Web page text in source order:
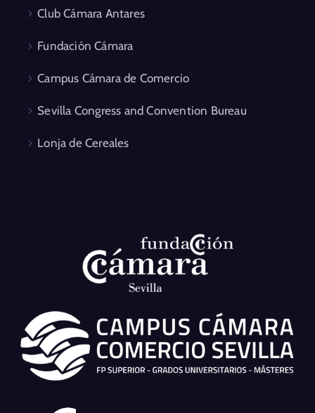
Club Cámara Antares
Fundación Cámara
Campus Cámara de Comercio
Sevilla Congress and Convention Bureau
Lonja de Cereales